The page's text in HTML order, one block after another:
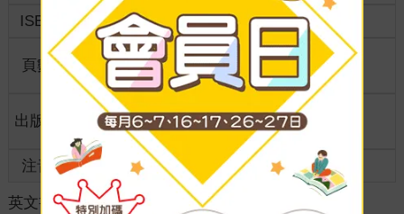
ISBN
9781035839421 分級 普通級
頁數 0
商品規
格
出版地 美國
適讀年
齡
全齡適讀
注音 級別
英文書 ＞ 人文社科 史地傳記